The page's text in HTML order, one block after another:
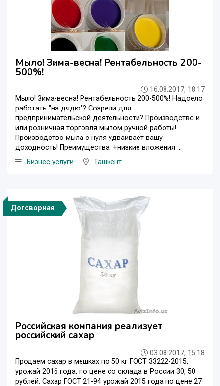
Мыло! Зима-весна! Рентабельность 200-
500%!
16.08.2017, 18:17
Мыло! Зима-весна! Рентабельность 200-500%! Надоело
работать "на дядю"? Созрели для
предпринимательской деятельности? Производство и
или розничная торговля мылом ручной работы!
Производство мыла с нуля удваивает вашу
доходность! Преимущества: +низкие вложения ...
Бизнес услуги
Ташкент
Договорная
Российская компания реализует
российский сахар
03.08.2017, 15:18
Продаем сахар в мешках по 50 кг ГОСТ 33222-2015,
урожай 2016 года, по цене со склада в России 30, 50
рублей. Сахар ГОСТ 21-94 урожай 2015 года по цене 27